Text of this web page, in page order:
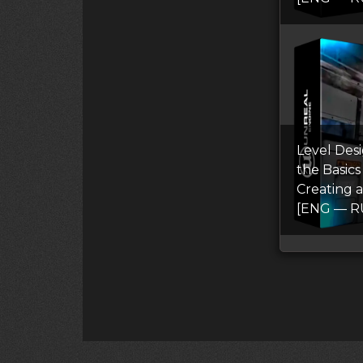
Level
the
Creating
[ENG —